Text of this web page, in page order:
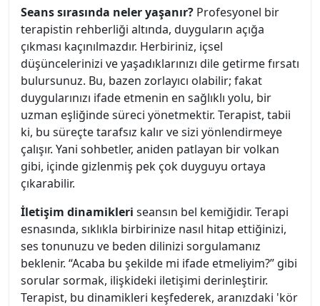
Seans sırasında neler yaşanır? Profesyonel bir
terapistin rehberliği altında, duyguların açığa
çıkması kaçınılmazdır. Herbiriniz, içsel
düşüncelerinizi ve yaşadıklarınızı dile getirme fırsatı
bulursunuz. Bu, bazen zorlayıcı olabilir; fakat
duygularınızı ifade etmenin en sağlıklı yolu, bir
uzman eşliğinde süreci yönetmektir. Terapist, tabii
ki, bu süreçte tarafsız kalır ve sizi yönlendirmeye
çalışır. Yani sohbetler, aniden patlayan bir volkan
gibi, içinde gizlenmiş pek çok duyguyu ortaya
çıkarabilir.
İletişim dinamikleri seansın bel kemiğidir. Terapi
esnasında, sıklıkla birbirinize nasıl hitap ettiğinizi,
ses tonunuzu ve beden dilinizi sorgulamanız
beklenir. “Acaba bu şekilde mi ifade etmeliyim?” gibi
sorular sormak, ilişkideki iletişimi derinleştirir.
Terapist, bu dinamikleri keşfederek, aranızdaki 'kör